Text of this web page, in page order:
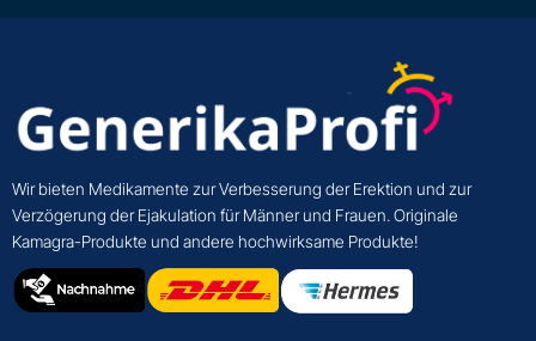
Wir bieten Medikamente zur Verbesserung der Erektion und zur
Verzögerung der Ejakulation für Männer und Frauen. Originale
Kamagra-Produkte und andere hochwirksame Produkte!